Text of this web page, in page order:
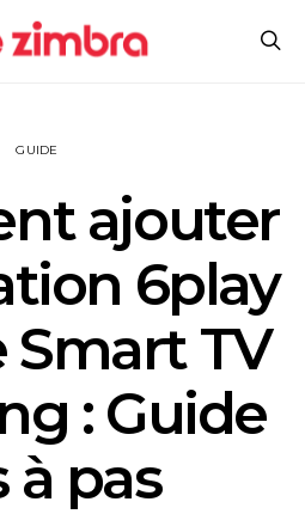
GUIDE
ajouter
6play
Smart TV
: Guide
à pas